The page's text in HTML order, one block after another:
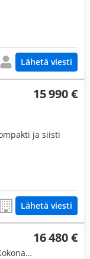
Lähetä viesti
15 990 €
ja siisti
Lähetä viesti
16 480 €
Lämmitys kaasulla ja sähköllä, suihku, kerrosvuoteet, hyvä pohjaratkaisu! Kokonaismassa vain 1350 kg! Ym.